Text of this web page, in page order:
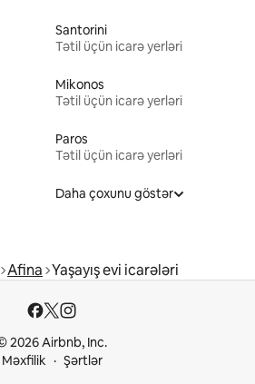
Santorini
Tətil üçün icarə yerləri
Mikonos
Tətil üçün icarə yerləri
Paros
Tətil üçün icarə yerləri
Daha çoxunu göstər
Afina Yaşayış evi icarələri
2026 Airbnb, Inc.
Məxfilik
Şərtlər